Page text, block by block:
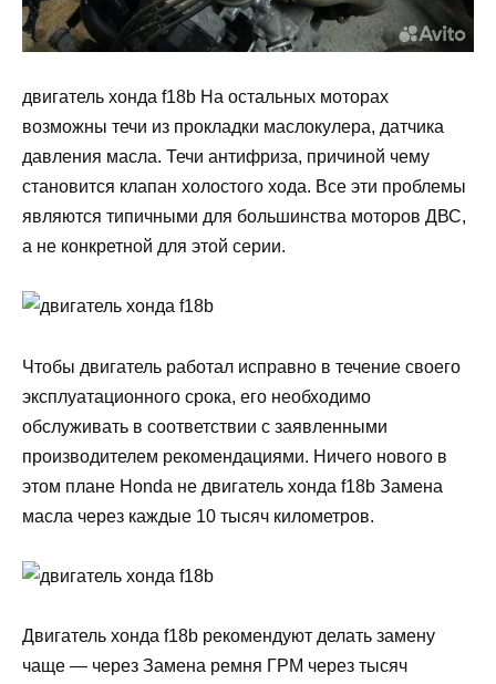
двигатель хонда f18b На остальных моторах
возможны течи из прокладки маслокулера, датчика
давления масла. Течи антифриза, причиной чему
становится клапан холостого хода. Все эти проблемы
являются типичными для большинства моторов ДВС,
а не конкретной для этой серии.
Чтобы двигатель работал исправно в течение своего
эксплуатационного срока, его необходимо
обслуживать в соответствии с заявленными
производителем рекомендациями. Ничего нового в
этом плане Honda не двигатель хонда f18b Замена
масла через каждые 10 тысяч километров.
Двигатель хонда f18b рекомендуют делать замену
чаще — через Замена ремня ГРМ через тысяч